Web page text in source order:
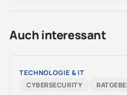
Auch interessant
TECHNOLOGIE & IT
CYBERSECURITY